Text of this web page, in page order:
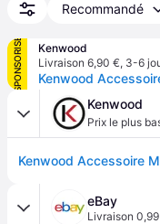
Recommandé
SPONSORISÉ
Kenwood
Livraison 6,90 €, 3-6
Kenwood
Prix le plus
eBay
Livraison